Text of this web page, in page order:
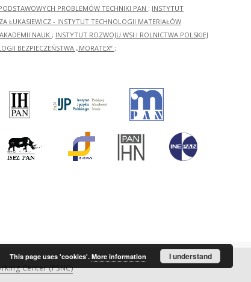
PROBLEMÓW TECHNIKI PAN ; INSTYTUT
ŁUKASIEWICZ - INSTYTUT TECHNOLOGII MATERIAŁÓW
NAUK ; INSTYTUT ROZWOJU WSI I ROLNICTWA POLSKIEJ
BEZPIECZEŃSTWA „MORATEX” ;
Center (PSNC)
This page uses 'cookies'. More information I understand